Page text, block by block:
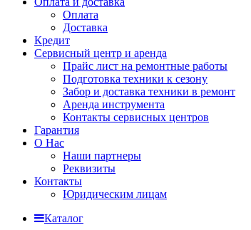
Оплата
Доставка
Кредит
Сервисный центр и аренда
Прайс лист на ремонтные работы
Подготовка техники к сезону
Забор и доставка техники в ремонт
Аренда инструмента
Контакты сервисных центров
Гарантия
О Нас
Наши партнеры
Реквизиты
Контакты
Юридическим лицам
Каталог